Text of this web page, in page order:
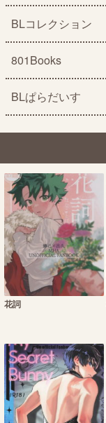
BLコレクション
801Books
BLぱらだいす
花詞